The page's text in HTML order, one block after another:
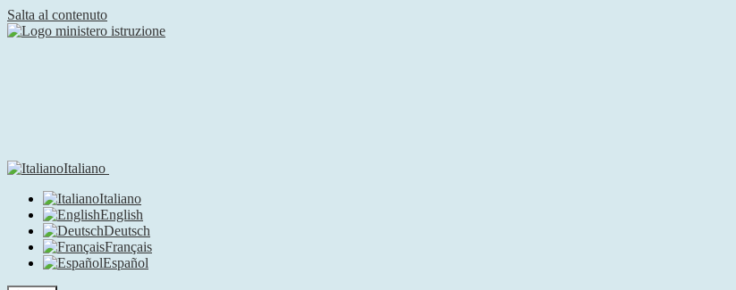
Salta al contenuto
Italiano
Italiano
English
Deutsch
Français
Español